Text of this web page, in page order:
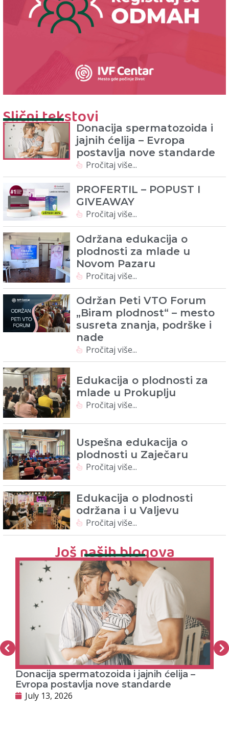
Slični tekstoviDonacija spermatozoida i
jajnih ćelija – Evropa
postavlja nove standarde
Pročitaj više...
PROFERTIL – POPUST I
GIVEAWAY
Pročitaj više...
Održana edukacija o
plodnosti za mlade u
Novom Pazaru
Pročitaj više...
Održan Peti VTO Forum
„Biram plodnost“ – mesto
susreta znanja, podrške i
nade
Pročitaj više...
Edukacija o plodnosti za
mlade u Prokuplju
Pročitaj više...
Uspešna edukacija o
plodnosti u Zaječaru
Pročitaj više...
Edukacija o plodnosti
održana i u Valjevu
Pročitaj više...
Još naših blogova
Donacija spermatozoida i jajnih ćelija –
Evropa postavlja nove standarde
July 13, 2026